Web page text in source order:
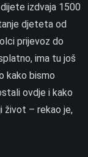
izdvaja 1500
djeteta od
prijevoz do
ima tu još
kako bismo
ovdje i kako
život – rekao je,